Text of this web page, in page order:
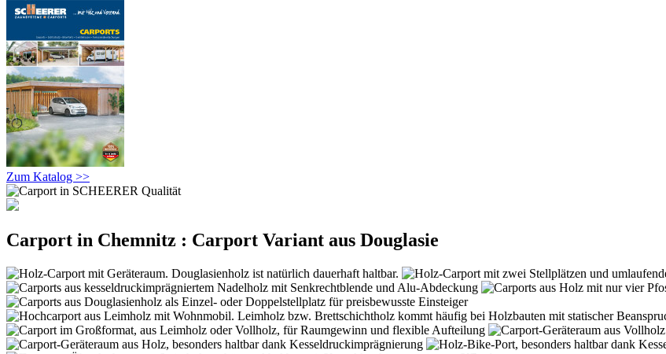
Zum Katalog >>
Carport in Chemnitz : Carport Variant aus Douglasie